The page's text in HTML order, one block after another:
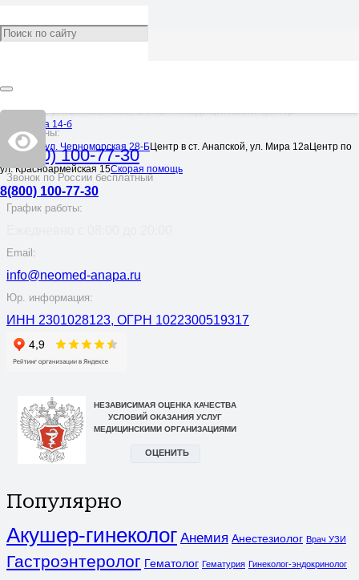
Омелькова 14-б
Центр по ул. Черноморская 28-БЦентр в ст. Анапской, ул. Мира 12аЦентр по
ул. Красноармейская 15Скорая помощь
8(800) 100-77-30
Адрес:
Анапа, ул.Омелькова 14«Б» Медицинский центр
Телефоны:
8(800) 100-77-30
Звонок по России бесплатный
График работы:
Email:
info@neomed-anapa.ru
Юр. информация:
ИНН 2301028123, ОГРН 1022300519317
Популярно
Акушер-гинеколог Анемия Анестезиолог Врач УЗИ
Гастроэнтеролог Гематолог Гематурия Гинеколог-эндокринолог